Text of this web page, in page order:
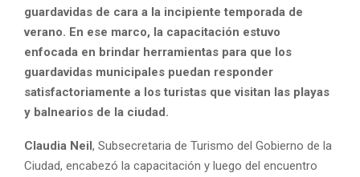
guardavidas de cara a la incipiente temporada de
verano. En ese marco, la capacitación estuvo
enfocada en brindar herramientas para que los
guardavidas municipales puedan responder
satisfactoriamente a los turistas que visitan las playas
y balnearios de la ciudad.
Claudia Neil, Subsecretaria de Turismo del Gobierno de la
Ciudad, encabezó la capacitación y luego del encuentro